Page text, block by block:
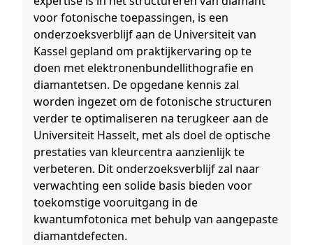
voor fotonische toepassingen, is een
onderzoeksverblijf aan de Universiteit van
Kassel gepland om praktijkervaring op te
doen met elektronenbundellithografie en
diamantetsen. De opgedane kennis zal
worden ingezet om de fotonische structuren
verder te optimaliseren na terugkeer aan de
Universiteit Hasselt, met als doel de optische
prestaties van kleurcentra aanzienlijk te
verbeteren. Dit onderzoeksverblijf zal naar
verwachting een solide basis bieden voor
toekomstige vooruitgang in de
kwantumfotonica met behulp van aangepaste
diamantdefecten.